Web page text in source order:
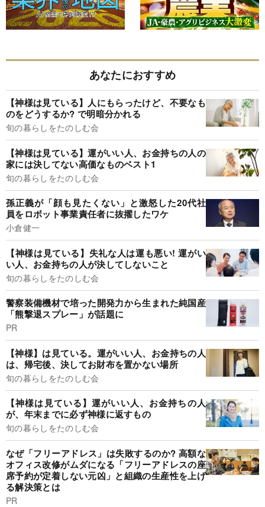
あなたにおすすめ
【神様は見ている】人にもらったけど、不要なも
のをどうするか? で明暗分かれる
旬の暮らしをたのしむ会
【神様は見ている】運がいい人、お金持ちの人の
家には決してない高価なものベスト1
旬の暮らしをたのしむ会
孫正義が「顔も見たくない」と激怒した20代社
員をロボット事業責任者に抜擢したワケ
小倉健一
【神様は見ている】失礼な人は運も悪い! 運がい
い人、お金持ちの人が決してしないこと
旬の暮らしをたのしむ会
警察装備機材で培った開発力から生まれた純国産
「熊撃退スプレー」が話題に
PR
【神様】は見ている。運がいい人、お金持ちの人
は、帰宅後、決してお財布を置かない場所
旬の暮らしをたのしむ会
【神様は見ている】運がいい人、お金持ちの人
が、年末までに必ず神様に返すもの
旬の暮らしをたのしむ会
なぜ「フリーアドレス」は失敗するのか? 高額な
オフィス改修がムダになる「フリーアドレスの座
席予約が定着しない元凶」と組織の生産性を上げ
る解決策とは
PR